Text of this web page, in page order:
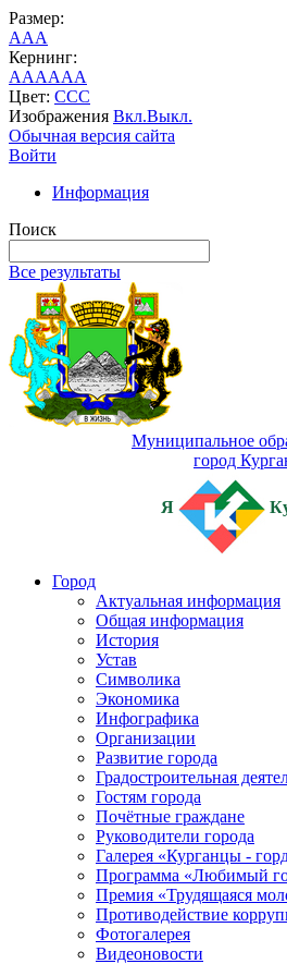
Размер:
AAA
Кернинг:
AAAAAA
Цвет: CCC
Изображения Вкл.Выкл.
Обычная версия сайта
Войти
Информация
Поиск
Все результаты
Муниципальное
город
Я
Город
Актуальная информация
Общая информация
История
Устав
Символика
Экономика
Инфографика
Организации
Развитие города
Градостроительная
Гостям города
Почётные граждане
Руководители города
Галерея «Курганцы -
Программа «Любимый
Премия «Трудящаяся
Противодействие
Фотогалерея
Видеоновости